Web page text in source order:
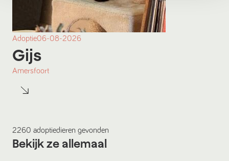
Adoptie06-08-2026
Gijs
Amersfoort
2260 adoptiedieren gevonden
Bekijk ze allemaal